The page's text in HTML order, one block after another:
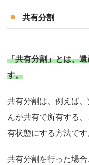
共有分割
「共有分割」とは、
す。
共有分割は、例えば
んが共有で所有する
有状態にする方法です
共有分割を行った場